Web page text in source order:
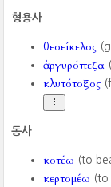
형용사
θεοείκελος
ἀργυρόπεζα
κλυτότοξος
동사
κοτέω (to
κερτομέω (to